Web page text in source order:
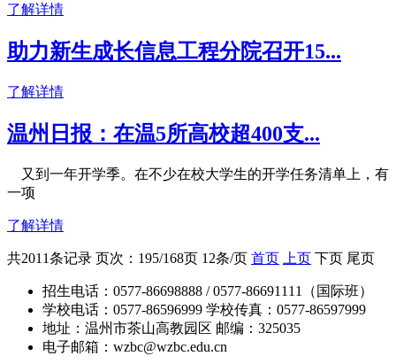
了解详情
助力新生成长信息工程分院召开15...
了解详情
温州日报：在温5所高校超400支...
又到一年开学季。在不少在校大学生的开学任务清单上，有
一项
了解详情
共2011条记录 页次：195/168页 12条/页 首页 上页 下页 尾页
招生电话：0577-86698888 / 0577-86691111（国际班）
学校电话：0577-86596999 学校传真：0577-86597999
地址：温州市茶山高教园区 邮编：325035
电子邮箱：wzbc@wzbc.edu.cn